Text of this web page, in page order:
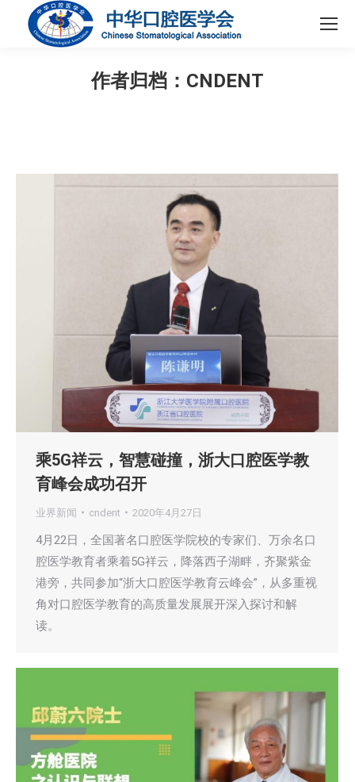
作者归档： CNDENT
乘5G祥云，智慧碰撞，浙大口腔医学教
育峰会成功召开
业界新闻 cndent 2020年4月27日
4月22日，全国著名口腔医学院校的专家们、万余名口
腔医学教育者乘着5G祥云，降落西子湖畔，齐聚紫金
港旁，共同参加“浙大口腔医学教育云峰会”，从多重视
角对口腔医学教育的高质量发展展开深入探讨和解
读。